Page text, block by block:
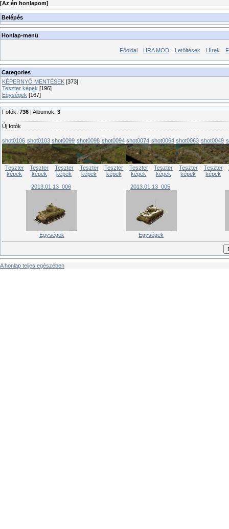
[Az én honlapom]
Belépés
Honlap-menü
Főoldal HRA MOD Letöltések Hírek
Categories
KÉPERNYŐ MENTÉSEK [373]
Teszter képek [196]
Egységek [167]
Fotók: 736 | Albumok: 3
Új fotók
shot0106
Teszter
képek
shot0103
Teszter
képek
shot0099
Teszter
képek
shot0098
Teszter
képek
shot0094
Teszter
képek
shot0074
Teszter
képek
shot0064
Teszter
képek
shot0063
Teszter
képek
shot0049
Teszter
képek
2013.01.13_006
Egységek
2013.01.13_005
Egységek
A honlap teljes egészében